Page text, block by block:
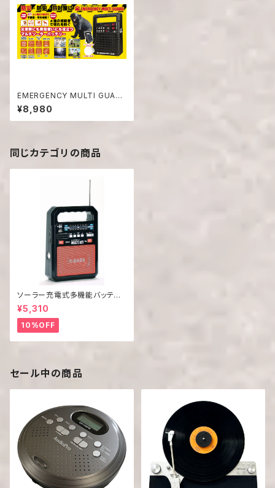
EMERGENCY MULTI GUAR
D （エマージェンシーマルチガー
ド）【BG-110】
¥8,980
同じカテゴリの商品
ソーラー充電式多機能バッテリ
ー エマージェンシーマルチキッ
ト EM-009
¥5,310
10%OFF
セール中の商品